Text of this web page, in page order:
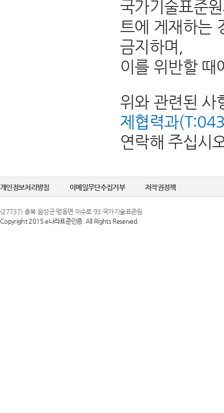
국가기술표준
트에 게재하는
금지하며,
이를 위반할 때
위와 관련된 사
제협력과
연락해 주십시
개인정보처리방침 이메일무단수집거부 저작권정책
(27737) 충북 음성군 맹동면 이수로 93 국가기술표준원
Copyright 2015 e나라표준인증. All Rights Reserved.